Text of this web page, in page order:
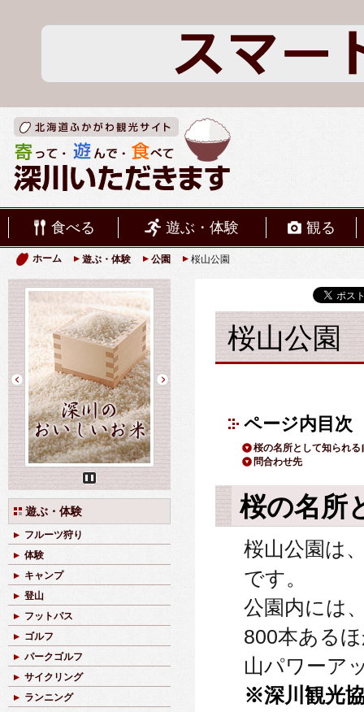
食べる 遊ぶ・体験 観る
ホーム 遊ぶ・体験 公園 桜山公園
桜山公園
ページ内目次
桜の名所として知られる
問合わせ先
桜の名所
桜山公園は
です。
公園内には
800本ある
山パワーア
※深川観光
Pause
遊ぶ・体験
フルーツ狩り
体験
キャンプ
登山
フットパス
ゴルフ
パークゴルフ
サイクリング
ランニング